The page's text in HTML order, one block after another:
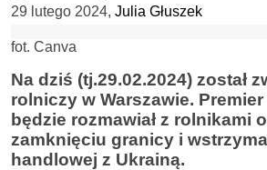
29 lutego 2024, Julia Głuszek
fot. Canva
Na dziś (tj.29.02.2024) został
rolniczy w Warszawie.
będzie rozmawiał z rolnikami
zamknięciu granicy i
handlowej z Ukrainą.